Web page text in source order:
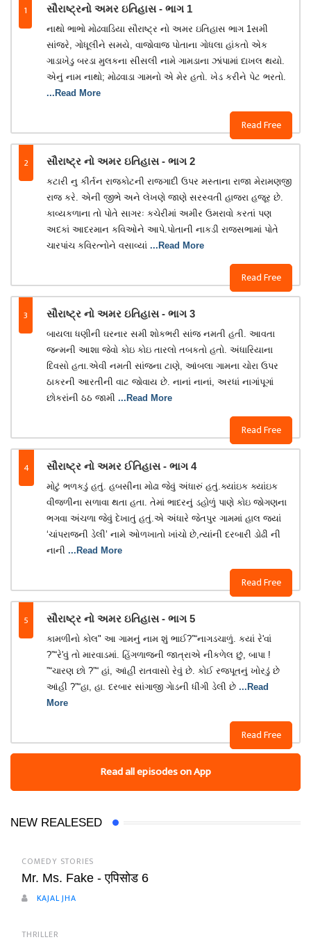
1 સૌરાષ્ટ્રનો અમર ઇતિહાસ - ભાગ 1
Read Free
નાથો ભાભો મોઢવાડિયા સૌરાષ્ટ્ર નો અમર ઇતિહાસ ભાગ 1સમી
સાંજરે, ગોધૂલીને સમયે, વાજોવાજ પોતાના ગોધલા હાંકતો એક
ગાડાખેડુ બરડા મુલકના સીસલી નામે ગામડાના ઝાંપામાં દાખલ થયો.
એનું નામ નાથો; મોઢવાડા ગામનો એ મેર હતો. ખેડ કરીને પેટ ભરતો.
...Read More
2 સૌરાષ્ટ્ર નો અમર ઇતિહાસ - ભાગ 2
Read Free
કટારી નુ કીર્તન રાજકોટની રાજગાદી ઉપર મસ્તાના રાજા મેરામણજી
રાજ કરે. એની જીભે અને લેખણે જાણે સરસ્વતી હાજરા હજૂર છે.
કાવ્યકળાના તો પોતે સાગરઃ કચેરીમાં અમીર ઉમરાવો કરતાં પણ
અદકાં આદરમાન કવિઓને આપે.પોતાની નાકડી રાજસભામાં પોતે
ચારપાંચ કવિરત્નોને વસાવ્યાં ...Read More
3 સૌરાષ્ટ્ર નો અમર ઇતિહાસ - ભાગ 3
Read Free
બાયલા ધણીની ઘરનાર સમી શોકભરી સાંજ નમતી હતી. આવતા
જન્મની આશા જેવો કોઇ કોઇ તારલો તબકતો હતો. અંધારિયાના
દિવસો હતા.એવી નમતી સાંજના ટાણે, આંબલા ગામના ચોરા ઉપર
ઠાકરની આરતીની વાટ જોવાય છે. નાનાં નાનાં, અરધાં નાગાંપૂગાં
છોકરાંની ઠઠ જામી ...Read More
4 સૌરાષ્ટ્ર નો અમર ઈતિહાસ - ભાગ 4
Read Free
મોટું ભળકડું હતું. હબસીના મોઢા જેવું અંધારું હતું.ક્યાંઇક ક્યાંઇક
વીજળીના સળાવા થતા હતા. તેમાં ભાદરનું ડહોળું પાણે કોઇ જોગણના
ભગવા અંચળા જેવું દેખાતું હતું.એ અંધારે જેતપુર ગામમાં હાલ જ્યાં
‘ચાંપરાજની ડેલી’ નામે ઓળખાતો ખાંચો છે,ત્યાંની દરબારી ડોઢી ની
નાની ...Read More
5 સૌરાષ્ટ્ર નો અમર ઇતિહાસ - ભાગ 5
Read Free
કામળીનો કોલ" આ ગામનું નામ શું ભાઈ?”“નાગડચાળું. કયાં રે'વાં
?”“રે'વું તો મારવાડમાં. હિંગળાજની જાત્રાએ નીકળેલ છું, બાપા !
”“ચારણ છો ?”“ હાં, આંહીં રાતવાસો રેવું છે. કોઈ રજપૂતનું ખોરડું છે
આંહી ?”“હા, હા. દરબાર સાંગાજી ગેાડની ધીંગી ડેલી છે ...Read
More
Read all episodes on App
NEW REALESED
COMEDY STORIES
Mr. Ms. Fake - एपिसोड 6
KAJAL JHA
THRILLER